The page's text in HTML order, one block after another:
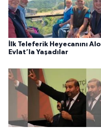
İlk Teleferik Heyecanını Alo
Evlat’la Yaşadılar